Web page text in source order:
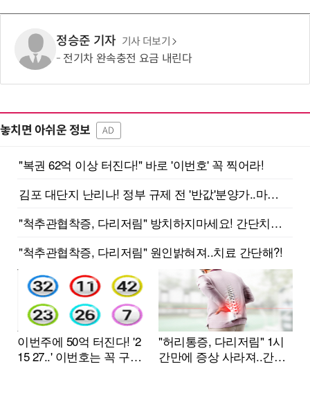
정승준 기자 기사 더보기
전기차 완속충전 요금 내린다
놓치면 아쉬운 정보 AD